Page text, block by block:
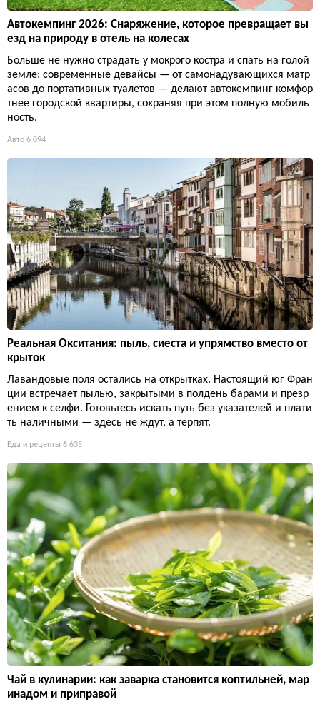
Автокемпинг 2026: Снаряжение, которое превращает вы
езд на природу в отель на колесах
Больше не нужно страдать у мокрого костра и спать на голой
земле: современные девайсы — от самонадувающихся матр
асов до портативных туалетов — делают автокемпинг комфор
тнее городской квартиры, сохраняя при этом полную мобиль
ность.
Авто 6 094
Реальная Окситания: пыль, сиеста и упрямство вместо от
крыток
Лавандовые поля остались на открытках. Настоящий юг Фран
ции встречает пылью, закрытыми в полдень барами и презр
ением к селфи. Готовьтесь искать путь без указателей и плати
ть наличными — здесь не ждут, а терпят.
Еда и рецепты 6 635
Чай в кулинарии: как заварка становится коптильней, мар
инадом и приправой